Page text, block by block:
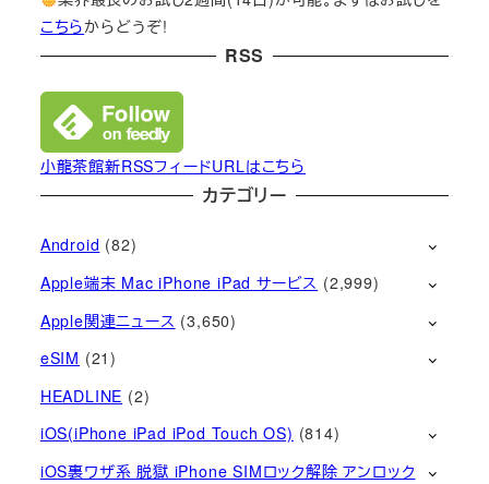
こちらからどうぞ!
RSS
小龍茶館新RSSフィードURLはこちら
カテゴリー
Android (82)
Apple端末 Mac iPhone iPad サービス (2,999)
Apple関連ニュース (3,650)
eSIM (21)
HEADLINE (2)
iOS(iPhone iPad iPod Touch OS) (814)
iOS裏ワザ系 脱獄 iPhone SIMロック解除 アンロック